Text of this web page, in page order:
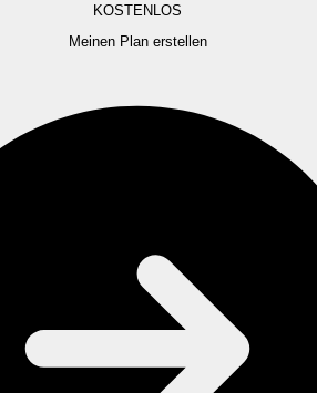
KOSTENLOS
Meinen Plan erstellen